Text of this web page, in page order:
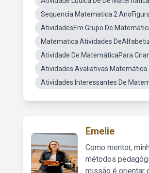
Sequencia Matematica 2
AtividadesEm Grupo De
Matematica Atividades
Atividade De MatemáticaPara
Atividades Avaliativas Matemática
Atividades Interessantes De
Emelie
Como mentor,
métodos
missão é orientar